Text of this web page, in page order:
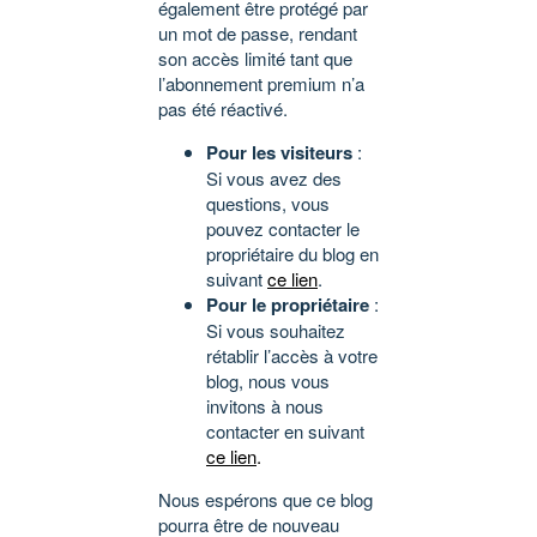
également être protégé par
un mot de passe, rendant
son accès limité tant que
l’abonnement premium n’a
pas été réactivé.
Pour les visiteurs :
Si vous avez des
questions, vous
pouvez contacter le
propriétaire du blog en
suivantce lien.
Pour le propriétaire :
Si vous souhaitez
rétablir l’accès à votre
blog, nous vous
invitons à nous
contacter en suivant
ce lien.
Nous espérons que ce blog
pourra être de nouveau